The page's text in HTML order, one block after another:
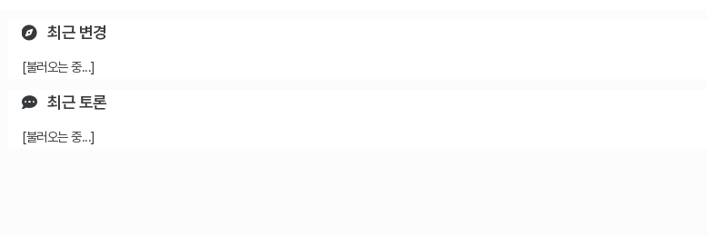
최근 변경
[불러오는 중...]
최근 토론
[불러오는 중...]